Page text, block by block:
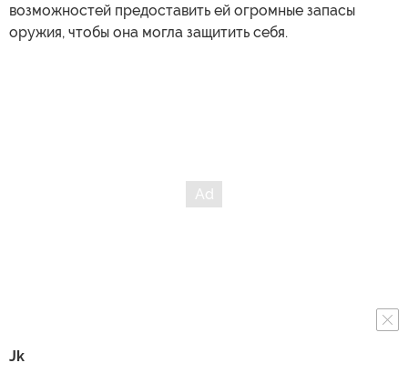
возможностей предоставить ей огромные запасы
оружия, чтобы она могла защитить себя.
Jk